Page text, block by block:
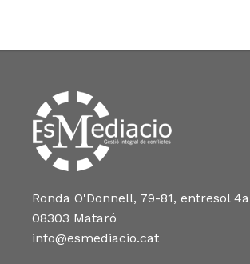
Ronda O'Donnell, 79-81, entresol 4a
08303 Mataró
info@esmediacio.cat